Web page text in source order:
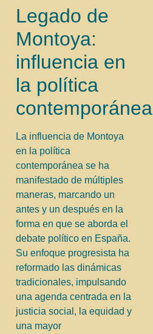
Legado de
Montoya:
influencia en
la política
contemporánea
La influencia de Montoya
en la política
contemporánea se ha
manifestado de múltiples
maneras, marcando un
antes y un después en la
forma en que se aborda el
debate político en España.
Su enfoque progresista ha
reformado las dinámicas
tradicionales, impulsando
una agenda centrada en la
justicia social, la equidad y
una mayor